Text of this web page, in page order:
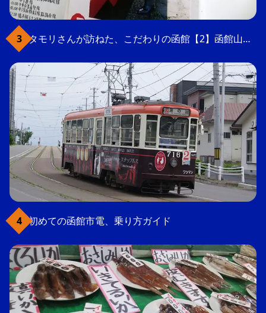
タモリさんが訪ねた、こだわりの函館【2】函館山の軍事要塞跡
初めての函館市電、乗り方ガイド